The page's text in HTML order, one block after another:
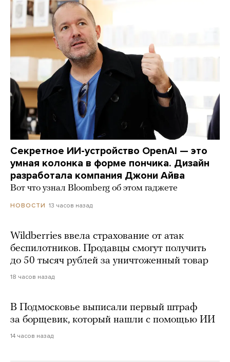
Секретное ИИ-устройство OpenAI — это
умная колонка в форме пончика. Дизайн
разработала компания Джони Айва
Вот что узнал Bloomberg об этом гаджете
НОВОСТИ 13 часов назад
Wildberries ввела страхование от атак
беспилотников. Продавцы смогут получить
до 50 тысяч рублей за уничтоженный товар
18 часов назад
В Подмосковье выписали первый штраф
за борщевик, который нашли с помощью ИИ
14 часов назад